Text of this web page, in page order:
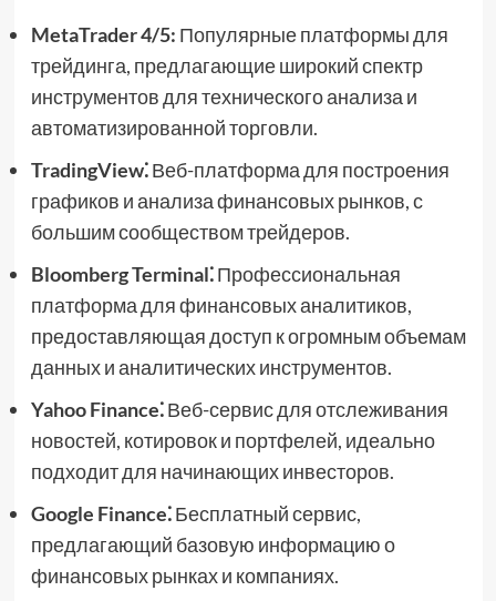
MetaTrader 4/5: Популярные платформы для
трейдинга, предлагающие широкий спектр
инструментов для технического анализа и
автоматизированной торговли.
TradingView⁚Веб-платформа для построения
графиков и анализа финансовых рынков, с
большим сообществом трейдеров.
Bloomberg Terminal⁚Профессиональная
платформа для финансовых аналитиков,
предоставляющая доступ к огромным объемам
данных и аналитических инструментов.
Yahoo Finance⁚Веб-сервис для отслеживания
новостей, котировок и портфелей, идеально
подходит для начинающих инвесторов.
Google Finance⁚Бесплатный сервис,
предлагающий базовую информацию о
финансовых рынках и компаниях.